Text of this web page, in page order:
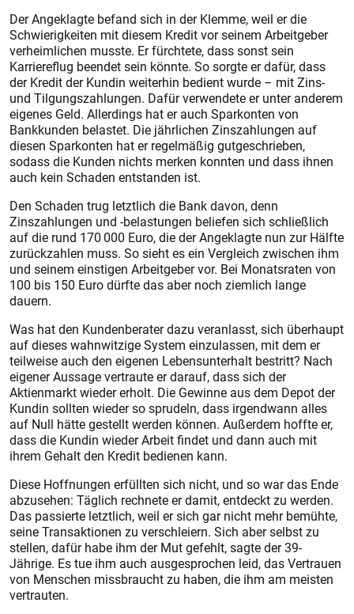
Der Angeklagte befand sich in der Klemme, weil er die
Schwierigkeiten mit diesem Kredit vor seinem Arbeitgeber
verheimlichen musste. Er fürchtete, dass sonst sein
Karriereflug beendet sein könnte. So sorgte er dafür, dass
der Kredit der Kundin weiterhin bedient wurde – mit Zins-
und Tilgungszahlungen. Dafür verwendete er unter anderem
eigenes Geld. Allerdings hat er auch Sparkonten von
Bankkunden belastet. Die jährlichen Zinszahlungen auf
diesen Sparkonten hat er regelmäßig gutgeschrieben,
sodass die Kunden nichts merken konnten und dass ihnen
auch kein Schaden entstanden ist.
Den Schaden trug letztlich die Bank davon, denn
Zinszahlungen und -belastungen beliefen sich schließlich
auf die rund 170 000 Euro, die der Angeklagte nun zur Hälfte
zurückzahlen muss. So sieht es ein Vergleich zwischen ihm
und seinem einstigen Arbeitgeber vor. Bei Monatsraten von
100 bis 150 Euro dürfte das aber noch ziemlich lange
dauern.
Was hat den Kundenberater dazu veranlasst, sich überhaupt
auf dieses wahnwitzige System einzulassen, mit dem er
teilweise auch den eigenen Lebensunterhalt bestritt? Nach
eigener Aussage vertraute er darauf, dass sich der
Aktienmarkt wieder erholt. Die Gewinne aus dem Depot der
Kundin sollten wieder so sprudeln, dass irgendwann alles
auf Null hätte gestellt werden können. Außerdem hoffte er,
dass die Kundin wieder Arbeit findet und dann auch mit
ihrem Gehalt den Kredit bedienen kann.
Diese Hoffnungen erfüllten sich nicht, und so war das Ende
abzusehen: Täglich rechnete er damit, entdeckt zu werden.
Das passierte letztlich, weil er sich gar nicht mehr bemühte,
seine Transaktionen zu verschleiern. Sich aber selbst zu
stellen, dafür habe ihm der Mut gefehlt, sagte der 39-
Jährige. Es tue ihm auch ausgesprochen leid, das Vertrauen
von Menschen missbraucht zu haben, die ihm am meisten
vertrauten.